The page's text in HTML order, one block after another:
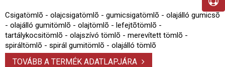
Csigatömlõ - olajcsigatömlõ - gumicsigatömlõ - olajálló gumicsõ
- olajálló gumitömlõ - olajtömlõ - lefejtõtömlõ -
tartálykocsitömlõ - olajszívó tömlõ - merevített tömlõ -
spiráltömlõ - spirál gumitömlõ - olajálló tömlõ
TOVÁBB A TERMÉK ADATLAPJÁRA